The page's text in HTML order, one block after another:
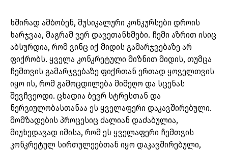
ხშირად ამბობენ, მუსიკალური კონკურსები დროის
ხარჯვაა, მაგრამ ვერ დავეთანხმები. ჩემი აზრით ისიც
აბსურდია, რომ ვინც იქ მიდის გამარჯვებაზე არ
ფიქრობს. ყველა კონკრეტული მიზნით მიდის, თუმცა
ჩემთვის გამარჯვებაზე ფიქრთან ერთად ყოველთვის
იყო ის, რომ გამოცდილება მიმეღო და სცენას
შევჩვეოდი. ცხადია ბევრ სტრესთან და
ნერვიულობასთანაა ეს ყველაფერი დაკავშირებული.
მომზადების პროცესიც ძალიან დაძაბულია,
მიუხედავად იმისა, რომ ეს ყველაფერი ჩემთვის
კონკრეტულ სირთულეებთან იყო დაკავშირებული,